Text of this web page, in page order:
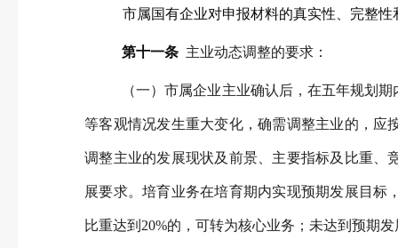
市属国有企业对申报材料的真实性、完整性
第十一条 主业动态调整的要求：
（一）市属企业主业确认后，在五年规划
等客观情况发生重大变化，确需调整主业的，应
调整主业的发展现状及前景、主要指标及比重、
展要求。培育业务在培育期内实现预期发展目
比重达到20%的，可转为核心业务；未达到预期